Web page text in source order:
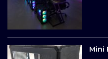
Mini